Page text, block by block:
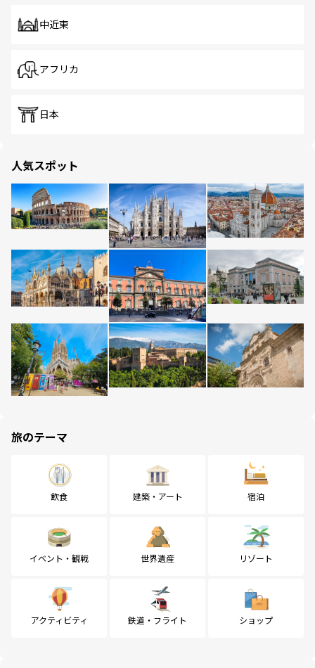
中近東
アフリカ
日本
人気スポット
旅のテーマ
飲食 建築・アート 宿泊
イベント・観戦 世界遺産 リゾート
アクティビティ 鉄道・フライト ショップ